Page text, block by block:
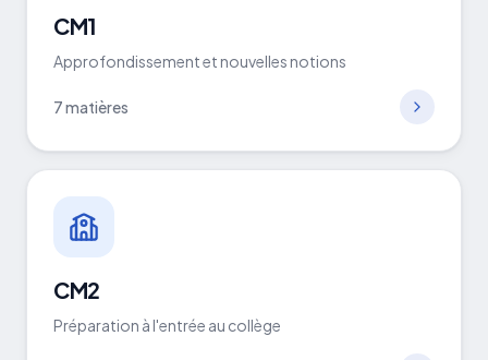
CM1
Approfondissement et nouvelles notions
7matières
CM2
Préparation à l'entrée au collège